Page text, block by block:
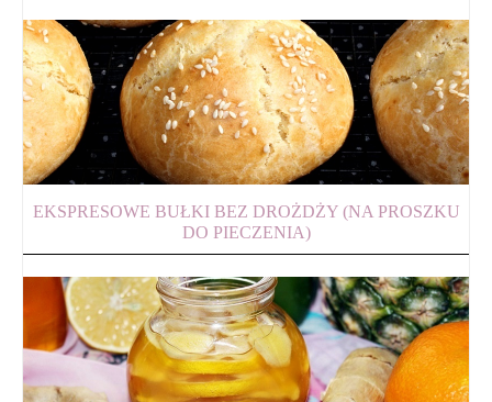
EKSPRESOWE BUŁKI BEZ DROŻDŻY (NA PROSZKU
DO PIECZENIA)